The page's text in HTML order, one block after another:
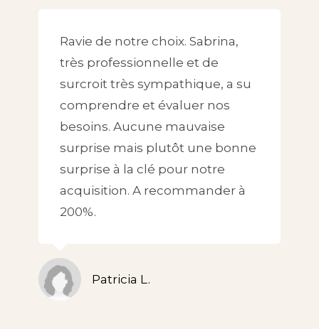
Ravie de notre choix. Sabrina,
très professionnelle et de
surcroit très sympathique, a su
comprendre et évaluer nos
besoins. Aucune mauvaise
surprise mais plutôt une bonne
surprise à la clé pour notre
acquisition. A recommander à
200%.
Patricia L.